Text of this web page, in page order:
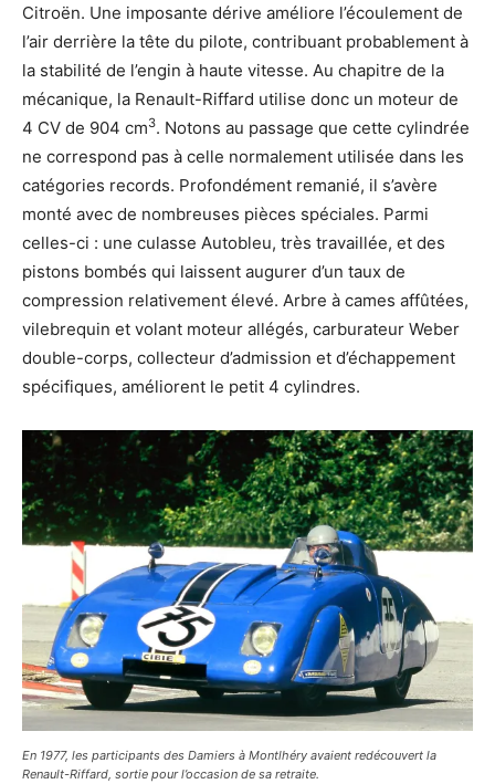
Citroën. Une imposante dérive améliore l’écoulement de
l’air derrière la tête du pilote, contribuant probablement à
la stabilité de l’engin à haute vitesse. Au chapitre de la
mécanique, la Renault-Riffard utilise donc un moteur de
4 CV de 904 cm3. Notons au passage que cette cylindrée
ne correspond pas à celle normalement utilisée dans les
catégories records. Profondément remanié, il s’avère
monté avec de nombreuses pièces spéciales. Parmi
celles-ci : une culasse Autobleu, très travaillée, et des
pistons bombés qui laissent augurer d’un taux de
compression relativement élevé. Arbre à cames affûtées,
vilebrequin et volant moteur allégés, carburateur Weber
double-corps, collecteur d’admission et d’échappement
spécifiques, améliorent le petit 4 cylindres.
En 1977, les participants des Damiers à Montlhéry avaient redécouvert la
Renault-Riffard, sortie pour l’occasion de sa retraite.